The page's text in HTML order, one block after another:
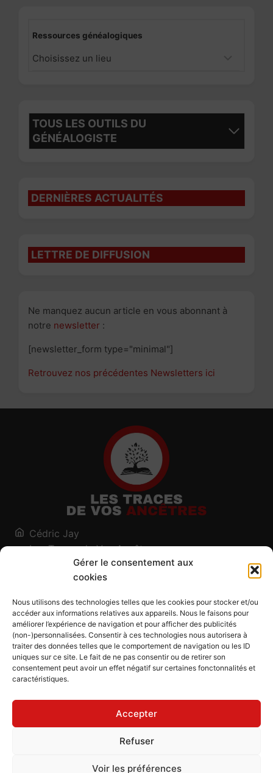
Gérer le consentement aux
cookies
Nous utilisons des technologies telles que les cookies pour stocker et/ou
accéder aux informations relatives aux appareils. Nous le faisons pour
améliorer l’expérience de navigation et pour afficher des publicités
(non-)personnalisées. Consentir à ces technologies nous autorisera à
traiter des données telles que le comportement de navigation ou les ID
uniques sur ce site. Le fait de ne pas consentir ou de retirer son
consentement peut avoir un effet négatif sur certaines fonctonnalités et
caractéristiques.
Accepter
Refuser
Voir les préférences
Ressources généalogiques
TOUS LES OUTILS DU
GÉNÉALOGISTE
DERNIÈRES ACTUALITÉS
LETTRE DE DIFFUSION
Ne manquez aucun article en vous abonnant à
notre newsletter :
[newsletter_form type="minimal"]
Retrouvez nos précédentes Newsletters ici
Cédric Jay
Les Traces de Vos Ancêtres
120, chemin des Salines
73200 Albertville - Savoie
Blog
Outils généalogiques
Contact
Plan du site
Mentions légales
Politique de confidentialité
Politique de cookies (UE)